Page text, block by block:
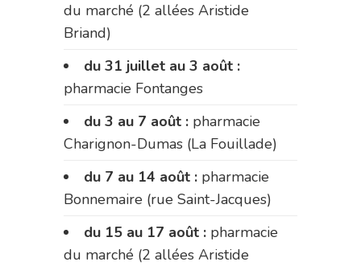
du marché (2 allées Aristide
Briand)
du 31 juillet au 3 août :
pharmacie Fontanges
du 3 au 7 août : pharmacie
Charignon-Dumas (La Fouillade)
du 7 au 14 août : pharmacie
Bonnemaire (rue Saint-Jacques)
du 15 au 17 août : pharmacie
du marché (2 allées Aristide